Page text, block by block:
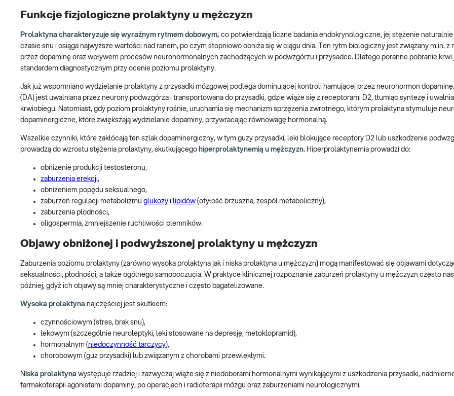
Funkcje fizjologiczne prolaktyny u mężczyzn
Prolaktyna charakteryzuje się wyraźnym rytmem dobowym, co potwierdzają liczne badania endokrynologiczne, jej stężenie
czasie snu i osiąga najwyższe wartości nad ranem, po czym stopniowo obniża się w ciągu dnia. Ten rytm biologiczny jest związany m.in. z
przez dopaminę oraz wpływem procesów neurohormonalnych zachodzących w podwzgórzu i przysadce. Dlatego poranne pobranie krwi
standardem diagnostycznym przy ocenie poziomu prolaktyny.
Jak już wspomniano wydzielanie prolaktyny z przysadki mózgowej podlega dominującej kontroli hamującej przez neurohormon dopaminę.
(DA) jest uwalniana przez neurony podwzgórza i transportowana do przysadki, gdzie wiąże się z receptorami D2, tłumiąc syntezę i
krwiobiegu. Natomiast, gdy poziom prolaktyny rośnie, uruchamia się mechanizm sprzężenia zwrotnego, którym prolaktyna stymuluje
dopaminergiczne, które zwiększają wydzielanie dopaminy, przywracając równowagę hormonalną.
Wszelkie czynniki, które zakłócają ten szlak dopaminergiczny, w tym guzy przysadki, leki blokujące receptory D2 lub uszkodzenie
prowadzą do wzrostu stężenia prolaktyny, skutkującego hiperprolaktynemią u mężczyzn. Hiperprolaktynemia prowadzi do:
obniżenie produkcji testosteronu,
zaburzenia erekcji,
obniżeniem popędu seksualnego,
zaburzeń regulacji metabolizmu glukozy i lipidów (otyłość brzuszna, zespół metaboliczny),
zaburzenia płodności,
oligospermia, zmniejszenie ruchliwości plemników.
Objawy obniżonej i podwyższonej prolaktyny u mężczyzn
Zaburzenia poziomu prolaktyny (zarówno wysoka prolaktyna jak i niska prolaktyna u mężczyzn) mogą manifestować się objawami
seksualności, płodności, a także ogólnego samopoczucia. W praktyce klinicznej rozpoznanie zaburzeń prolaktyny u mężczyzn często
później, gdyż ich objawy są mniej charakterystyczne i często bagatelizowane.
Wysoka prolaktyna najczęściej jest skutkiem:
czynnościowym (stres, brak snu),
lekowym (szczególnie neuroleptyki, leki stosowane na depresję, metoklopramid),
hormonalnym (niedoczynność tarczycy),
chorobowym (guz przysadki) lub związanym z chorobami przewlekłymi.
Niska prolaktyna występuje rzadziej i zazwyczaj wiąże się z niedoborami hormonalnymi wynikającymi z uszkodzenia przysadki,
farmakoterapii agonistami dopaminy, po operacjach i radioterapii mózgu oraz zaburzeniami neurologicznymi.